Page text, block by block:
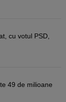
cu votul PSD,
49 de milioane